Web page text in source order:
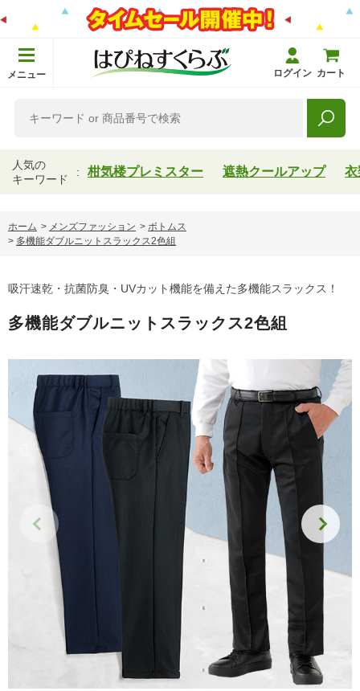
メニュー ログイン カート
人気の
キーワード
柑気楼プレミスター 遮熱クールアップ 衣
ホーム > メンズファッション > ボトムス
> 多機能ダブルニットスラックス2色組
吸汗速乾・抗菌防臭・UVカット機能を備えた多機能スラックス！
多機能ダブルニットスラックス2色組